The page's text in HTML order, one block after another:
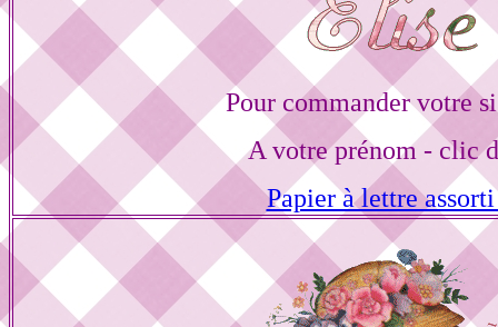
Pour commander votre
A votre prénom - clic
Papier à lettre